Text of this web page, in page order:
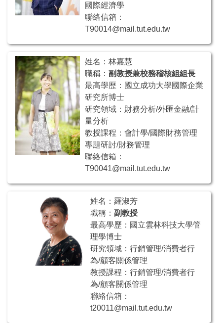
國際經濟學
聯絡信箱：
T90014@mail.tut.edu.tw
姓名：林嘉慧
職稱： 副教授兼校務稽核組組長
最高學歷：國立成功大學國際企業
研究所博士
研究領域：財務分析/外匯金融/計
量分析
教授課程：會計學/國際財務管理
專題研討/財務管理
聯絡信箱：
T90041@mail.tut.edu.tw
姓名：羅淑芳
職稱：副教授
最高學歷：國立雲林科技大學管
理學博士
研究領域：行銷管理/消費者行
為/顧客關係管理
教授課程：行銷管理/消費者行
為/顧客關係管理
聯絡信箱：
t20011@mail.tut.edu.tw